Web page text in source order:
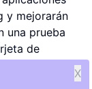
y mejorarán
una prueba
de
para que
este video te
X